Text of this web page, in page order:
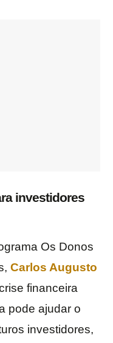
investidores
Os Donos
Carlos Augusto
financeira
pode ajudar o
investidores,